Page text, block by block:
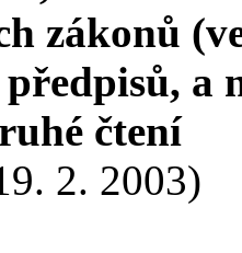
zákonů
a
čtení
2. 2003)